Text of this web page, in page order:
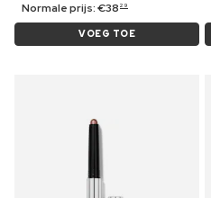
Normale prijs:€38 29
VOEG TOE